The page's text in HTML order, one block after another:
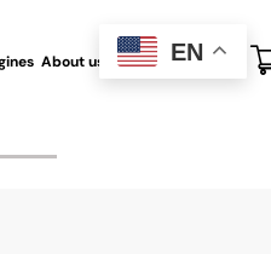
About us All blog Contact us
EN